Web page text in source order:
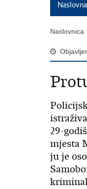
Naslovna
Naslovnica
29-
mjesta
ju je